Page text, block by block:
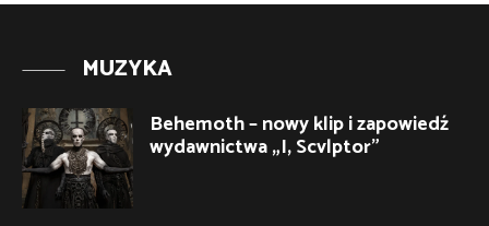
MUZYKA
Behemoth – nowy klip i zapowiedź
wydawnictwa „I, Scvlptor”